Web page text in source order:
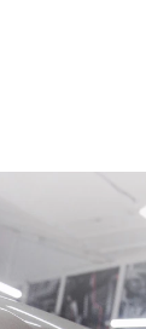
Установка